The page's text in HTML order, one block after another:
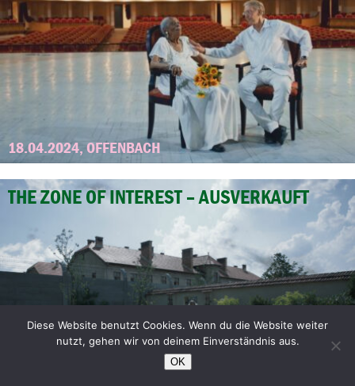
18.04.2024, OFFENBACH
THE ZONE OF INTEREST – AUSVERKAUFT
Diese Website benutzt Cookies. Wenn du die Website weiter
nutzt, gehen wir von deinem Einverständnis aus.
OK